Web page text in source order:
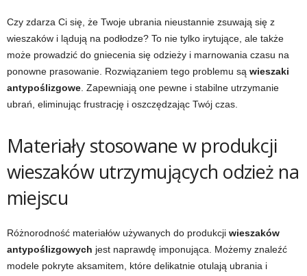
Czy zdarza Ci się, że Twoje ubrania nieustannie zsuwają się z
wieszaków i lądują na podłodze? To nie tylko irytujące, ale także
może prowadzić do gniecenia się odzieży i marnowania czasu na
ponowne prasowanie. Rozwiązaniem tego problemu są wieszaki
antypoślizgowe . Zapewniają one pewne i stabilne utrzymanie
ubrań, eliminując frustrację i oszczędzając Twój czas.
Materiały stosowane w produkcji
wieszaków utrzymujących odzież na
miejscu
Różnorodność materiałów używanych do produkcji wieszaków
antypoślizgowych jest naprawdę imponująca. Możemy znaleźć
modele pokryte aksamitem, które delikatnie otulają ubrania i